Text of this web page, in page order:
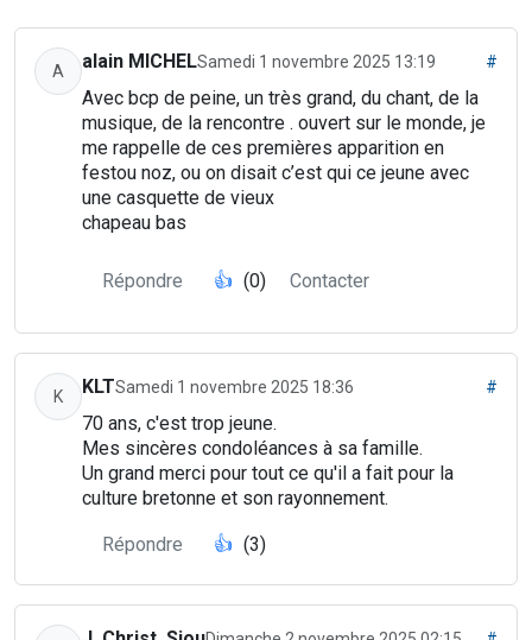
A alain MICHELSamedi 1 novembre 2025 13:19 #
Avec bcp de peine, un très grand, du chant, de la
musique, de la rencontre . ouvert sur le monde, je
me rappelle de ces premières apparition en
festou noz, ou on disait c’est qui ce jeune avec
une casquette de vieux
chapeau bas
Répondre 👍 (0) Contacter
K KLTSamedi 1 novembre 2025 18:36 #
70 ans, c'est trop jeune.
Mes sincères condoléances à sa famille.
Un grand merci pour tout ce qu'il a fait pour la
culture bretonne et son rayonnement.
Répondre 👍 (3)